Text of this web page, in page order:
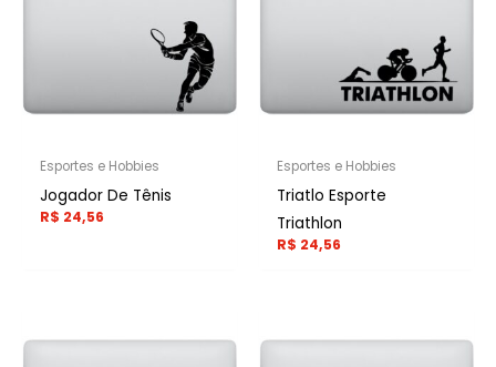
Esportes e Hobbies
Jogador De Tênis
R$ 24,56
Esportes e Hobbies
Triatlo Esporte
Triathlon
R$ 24,56